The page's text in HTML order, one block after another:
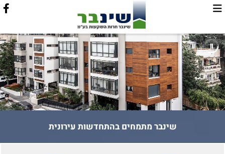
שינבר מתמחים בהתחדשות עירונית